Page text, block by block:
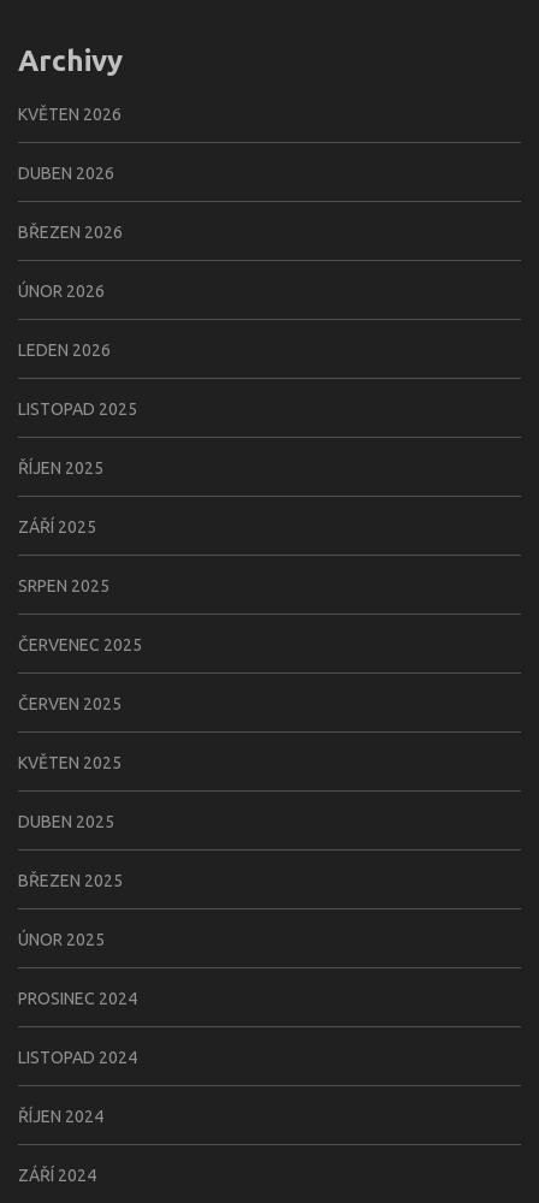
Archivy
KVĚTEN 2026
DUBEN 2026
BŘEZEN 2026
ÚNOR 2026
LEDEN 2026
LISTOPAD 2025
ŘÍJEN 2025
ZÁŘÍ 2025
SRPEN 2025
ČERVENEC 2025
ČERVEN 2025
KVĚTEN 2025
DUBEN 2025
BŘEZEN 2025
ÚNOR 2025
PROSINEC 2024
LISTOPAD 2024
ŘÍJEN 2024
ZÁŘÍ 2024